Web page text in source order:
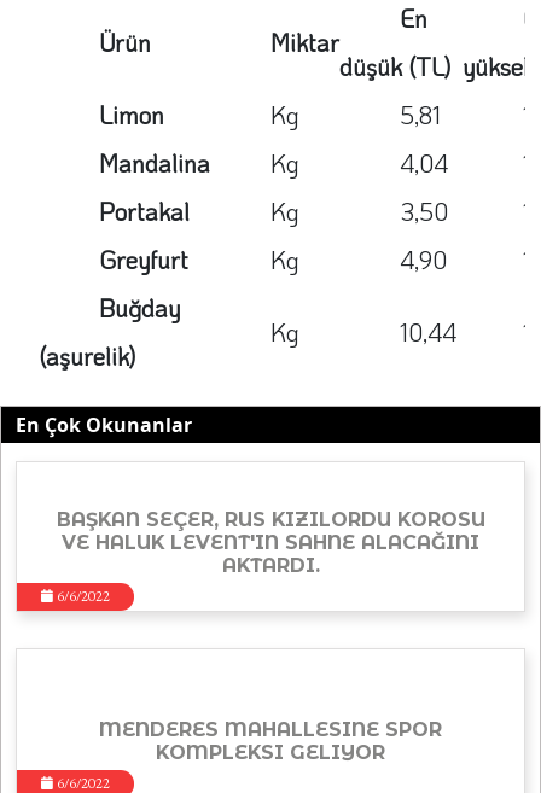
Ürün Miktar
En
düşük (TL)
Limon
Kg 5,81
Mandalina
Kg 4,04
Portakal
Kg 3,50
Greyfurt
Kg 4,90
Buğday
(aşurelik)
Kg 10,44
En Çok Okunanlar
BAŞKAN SEÇER, RUS KIZILORDU KOROSU
VE HALUK LEVENT'IN SAHNE ALACAĞINI
AKTARDI.
6/6/2022
MENDERES MAHALLESINE SPOR
KOMPLEKSI GELIYOR
6/6/2022